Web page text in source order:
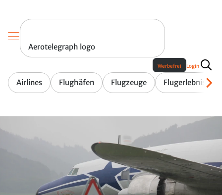
Aerotelegraph logo
Airlines Flughäfen Flugzeuge Flugerlebnis
Werbefrei Login